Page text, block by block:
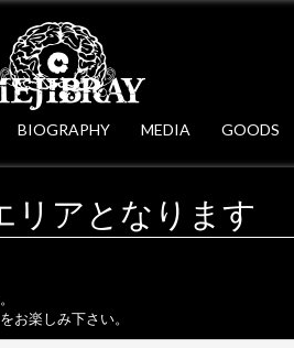
BIOGRAPHY MEDIA GOODS
リアとなります
お楽しみ下さい。